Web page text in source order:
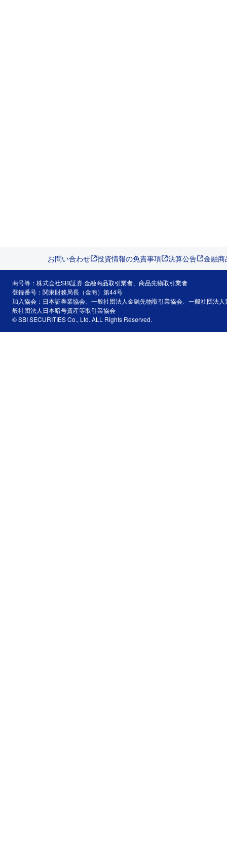
お問い合わせ 投資情報の免責事項 決算公告 金融
商号等：株式会社SBI証券 金融商品取引業者、商品先物取引業者
登録番号：関東財務局長（金商）第44号
加入協会：日本証券業協会、一般社団法人金融先物取引業協会、一般社団法
般社団法人日本暗号資産等取引業協会
© SBI SECURITIES Co., Ltd. ALL Rights Reserved.